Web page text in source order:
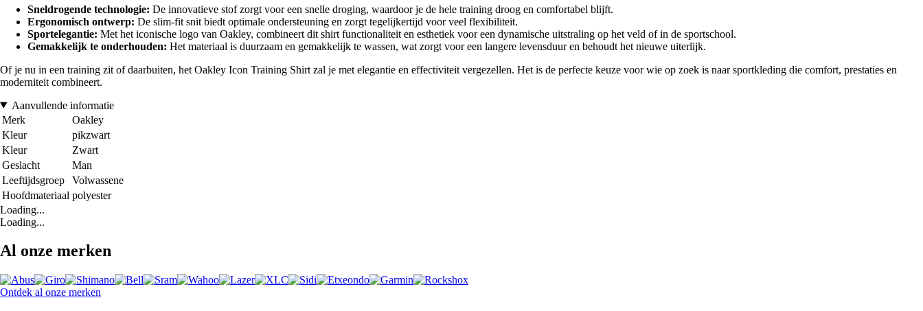
Sneldrogende technologie: De innovatieve stof zorgt voor een snelle droging, waardoor je de hele training droog en comfortabel blijft.
Ergonomisch ontwerp: De slim-fit snit biedt optimale ondersteuning en zorgt tegelijkertijd voor veel flexibiliteit.
Sportelegantie: Met het iconische logo van Oakley, combineert dit shirt functionaliteit en esthetiek voor een dynamische uitstraling op het veld of in de sportschool.
Gemakkelijk te onderhouden: Het materiaal is duurzaam en gemakkelijk te wassen, wat zorgt voor een langere levensduur en behoudt het nieuwe uiterlijk.
Of je nu in een training zit of daarbuiten, het Oakley Icon Training Shirt zal je met elegantie en effectiviteit vergezellen. Het is de perfecte keuze voor wie op zoek is naar sportkleding die comfort, prestaties en
moderniteit combineert.
Aanvullende informatie
Merk
Oakley
Kleur
pikzwart
Kleur
Zwart
Geslacht
Man
Leeftijdsgroep
Volwassene
Hoofdmateriaal polyester
Loading...
Loading...
Al onze merken
Ontdek al onze merken